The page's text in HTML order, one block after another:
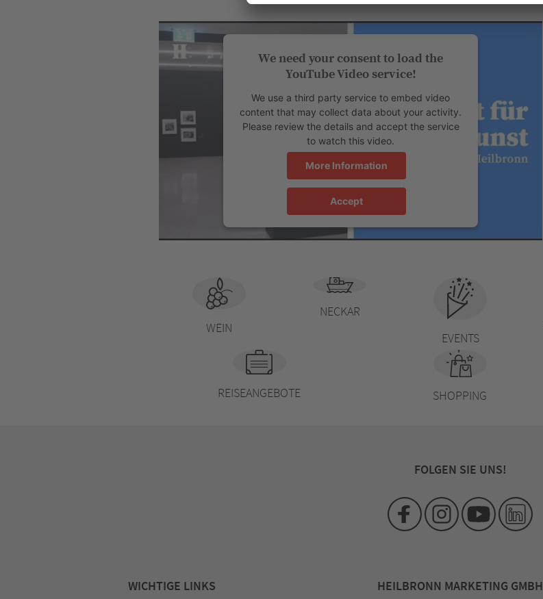
We need your consent to load the
YouTube Video service!
We use a third party service to embed video
content that may collect data about your activity.
Please review the details and accept the service
to watch this video.
More Information
Accept
WEIN
NECKAR
EVENTS
REISEANGEBOTE SHOPPING
FOLGEN SIE UNS!
WICHTIGE LINKS HEILBRONN MARKETING GMBH